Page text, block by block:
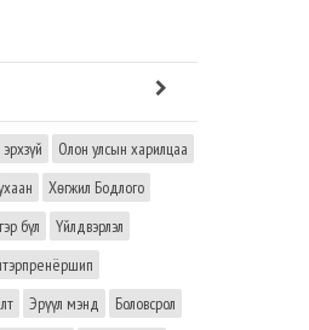
Олон улсын харилцаа
Хөгжил Бодлого
бүл
Үйлдвэрлэл
Эрүүл мэнд
Боловсрол